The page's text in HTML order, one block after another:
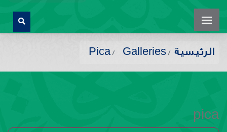
الرئيسية Galleries
Pica
pica